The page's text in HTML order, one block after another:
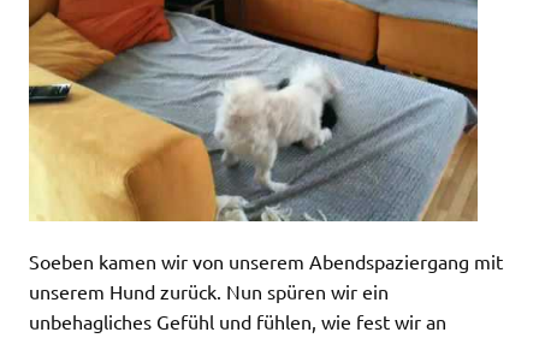
Soeben kamen wir von unserem Abendspaziergang mit
unserem Hund zurück. Nun spüren wir ein
unbehagliches Gefühl und fühlen, wie fest wir an